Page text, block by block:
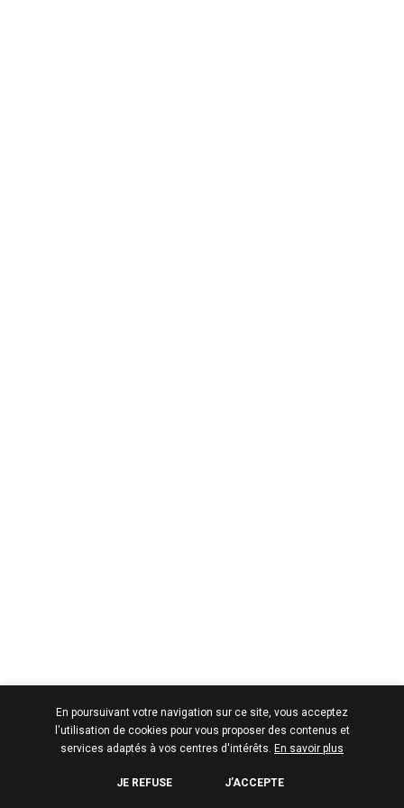
En poursuivant votre navigation sur ce site, vous acceptez
l'utilisation de cookies pour vous proposer des contenus et
services adaptés à vos centres d'intérêts. En savoir plus
JE REFUSE J’ACCEPTE